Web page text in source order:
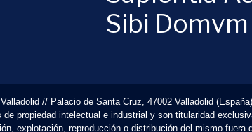
Sibi Domvm
// Palacio de Santa Cruz, 47002 Valladolid (España)
propiedad intelectual e industrial y son titularidad
explotación, reproducción o distribución del mismo